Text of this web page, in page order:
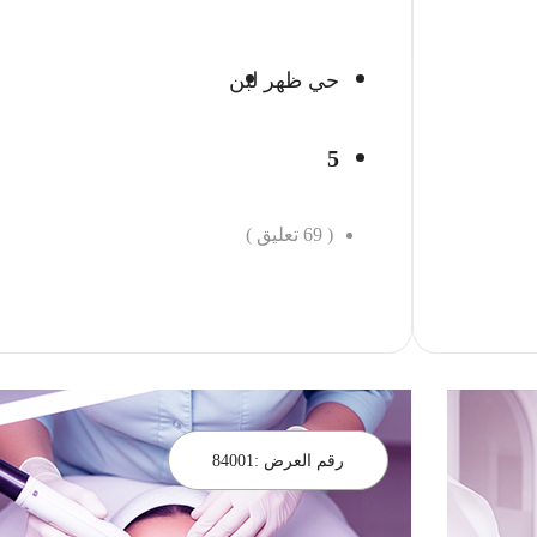
حي ظهر لبن
5
(
69تعليق )
رقم العرض : 84001